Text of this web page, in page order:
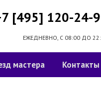
[495] 120-24-
ЕЖЕДНЕВНО, С 08:00 ДО
мастера Контакты